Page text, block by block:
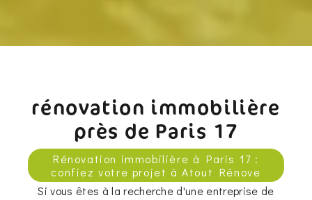
rénovation immobilière
près de Paris 17
Rénovation immobilière à Paris 17 :
confiez votre projet à Atout Rénove
Si vous êtes à la recherche d'une entreprise de